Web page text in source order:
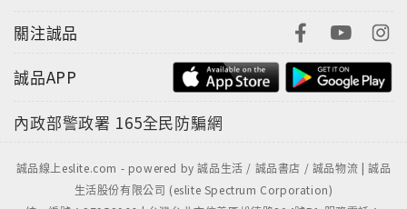
關注誠品
誠品APP
內政部警政署 165全民防騙網
誠品線上eslite.com - powered by 誠品生活 / 誠品書店 / 誠品物流 | 誠品
生活股份有限公司 (eslite Spectrum Corporation)